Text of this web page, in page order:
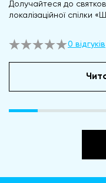
Долучайтеся до
локалізаційної спілки
0 відгуків